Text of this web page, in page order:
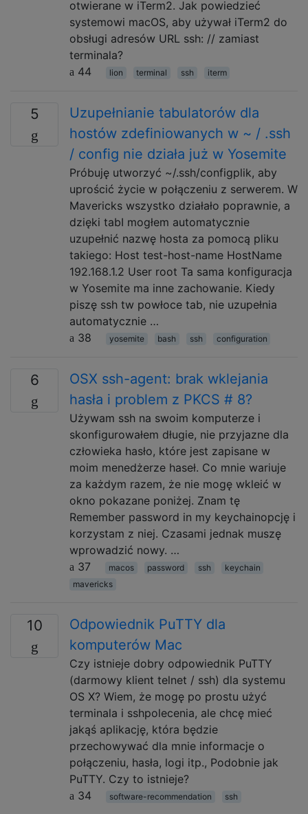
otwierane w iTerm2. Jak powiedzieć
systemowi macOS, aby używał iTerm2 do
obsługi adresów URL ssh: // zamiast
terminala?
44
lion terminal ssh iterm
5
Uzupełnianie tabulatorów dla
hostów zdefiniowanych w ~ / .ssh
/ config nie działa już w Yosemite
Próbuję utworzyć ~/.ssh/configplik, aby
uprościć życie w połączeniu z serwerem. W
Mavericks wszystko działało poprawnie, a
dzięki tabI mogłem automatycznie
uzupełnić nazwę hosta za pomocą pliku
takiego: Host test-host-name HostName
192.168.1.2 User root Ta sama konfiguracja
w Yosemite ma inne zachowanie. Kiedy
piszę ssh tw powłoce tab, nie uzupełnia
automatycznie …
38
yosemite bash ssh configuration
6
OSX ssh-agent: brak wklejania
hasła i problem z PKCS # 8?
Używam ssh na swoim komputerze i
skonfigurowałem długie, nie przyjazne dla
człowieka hasło, które jest zapisane w
moim menedżerze haseł. Co mnie wariuje
za każdym razem, że nie mogę wkleić w
okno pokazane poniżej. Znam tę
Remember password in my keychainopcję i
korzystam z niej. Czasami jednak muszę
wprowadzić nowy. …
37
macos password ssh
keychain
mavericks
10
Odpowiednik PuTTY dla
komputerów Mac
Czy istnieje dobry odpowiednik PuTTY
(darmowy klient telnet / ssh) dla systemu
OS X? Wiem, że mogę po prostu użyć
terminala i sshpolecenia, ale chcę mieć
jakąś aplikację, która będzie
przechowywać dla mnie informacje o
połączeniu, hasła, logi itp., Podobnie jak
PuTTY. Czy to istnieje?
34
software-recommendation ssh